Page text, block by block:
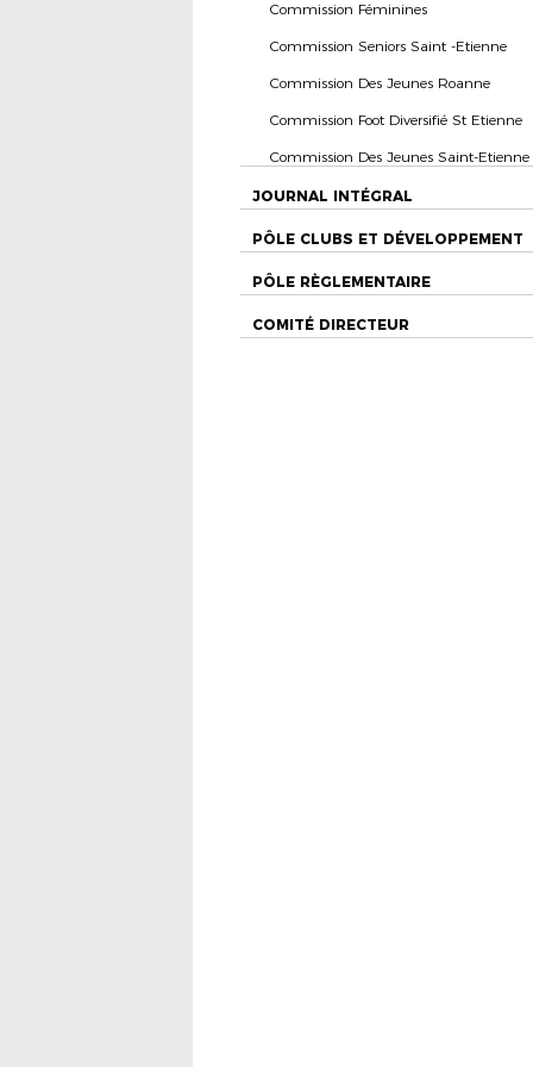
Commission Féminines
Commission Seniors Saint -Etienne
Commission Des Jeunes Roanne
Commission Foot Diversifié St Etienne
Commission Des Jeunes Saint-Etienne
JOURNAL INTÉGRAL
PÔLE CLUBS ET DÉVELOPPEMENT
PÔLE RÈGLEMENTAIRE
COMITÉ DIRECTEUR